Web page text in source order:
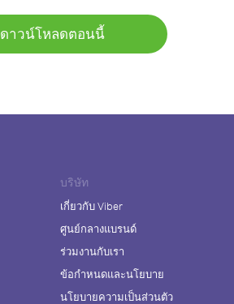
ดาวน์โหลดตอนนี้
บริษัท
เกี่ยวกับ Viber
ศูนย์กลางแบรนด์
ร่วมงานกับเรา
ข้อกำหนดและนโยบาย
นโยบายความเป็นส่วนตัว